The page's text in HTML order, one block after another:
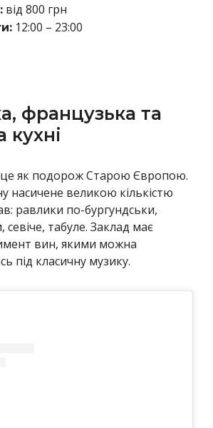
від 800 грн
12:00 – 23:00
французька та
кухні
це як подорож Старою Європою.
насичене великою кількістю
равлики по-бургундськи,
севіче, табуле. Заклад має
вин, якими можна
під класичну музику.